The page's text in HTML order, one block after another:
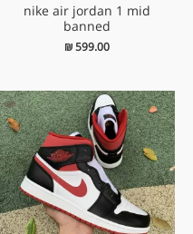
nike air jordan 1 mid
banned
₪599.00